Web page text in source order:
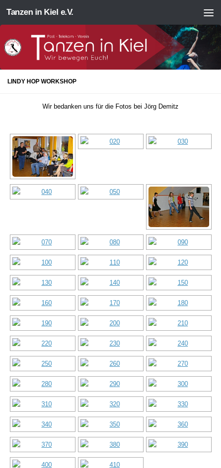
Zum Inhalt springen
Tanzen in Kiel e.V.
LINDY HOP WORKSHOP
Wir bedanken uns für die Fotos bei Jörg Demitz